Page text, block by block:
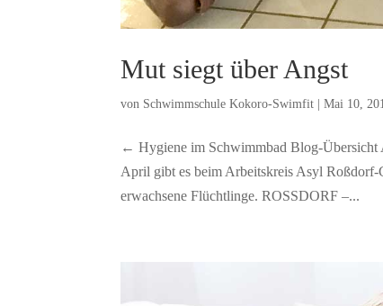
Mut siegt über Angst
von Schwimmschule Kokoro-Swimfit |Mai 10,
← Hygiene im Schwimmbad Blog-Übersicht
April gibt es beim Arbeitskreis Asyl
erwachsene Flüchtlinge. ROSSDORF –...